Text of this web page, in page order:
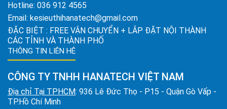
Hotline: 036 912 4565
Email: kesieuthihanatech@gmail.com
ĐẶC BIỆT : FREE VẬN CHUYỂN + LẮP ĐẶT NỘI THÀNH
CÁC TỈNH VÀ THÀNH PHỐ
THÔNG TIN LIÊN HỆ
CÔNG TY TNHH HANATECH VIỆT NAM
Địa chỉ Tại TPHCM: 936 Lê Đức Thọ - P15 - Quận Gò Vấp -
TP.Hồ Chí Minh